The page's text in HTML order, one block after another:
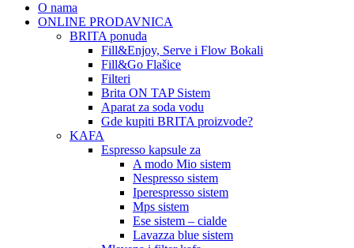
O nama
ONLINE PRODAVNICA
BRITA ponuda
Fill&Enjoy, Serve i Flow Bokali
Fill&Go Flašice
Filteri
Brita ON TAP Sistem
Aparat za soda vodu
Gde kupiti BRITA proizvode?
KAFA
Espresso kapsule za
A modo Mio sistem
Nespresso sistem
Iperespresso sistem
Mps sistem
Ese sistem – cialde
Lavazza blue sistem